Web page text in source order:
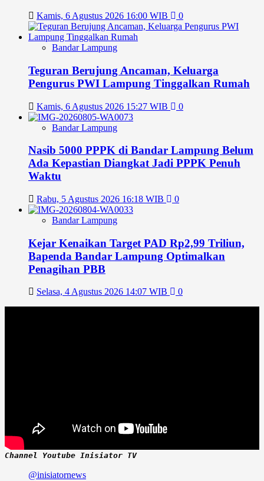
Kamis, 6 Agustus 2026 16:00 WIB 0
Bandar Lampung
Teguran Berujung Ancaman, Keluarga
Pengurus PWI Lampung Tinggalkan Rumah
Kamis, 6 Agustus 2026 15:27 WIB 0
Bandar Lampung
Nasib 5000 PPPK di Bandar Lampung Belum
Ada Kepastian Diangkat Jadi PPPK Penuh
Waktu
Rabu, 5 Agustus 2026 16:18 WIB 0
Bandar Lampung
Kejar Kenaikan Target PAD Rp2,99 Triliun,
Bapenda Bandar Lampung Optimalkan
Penagihan PBB
Selasa, 4 Agustus 2026 14:07 WIB 0
Channel Youtube Inisiator TV
@inisiatornews